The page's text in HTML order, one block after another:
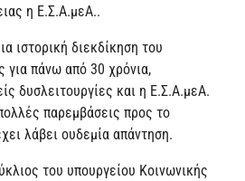
η Ε.Σ.Α.μεΑ..
ιστορική διεκδίκηση του
για πάνω από 30 χρόνια,
δυσλειτουργίες και η Ε.Σ.Α.μεΑ.
παρεμβάσεις προς το
λάβει ουδεμία απάντηση.
του υπουργείου Κοινωνικής